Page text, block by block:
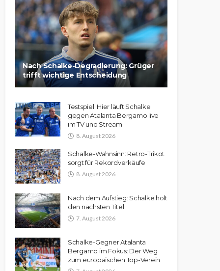
Nach Schalke-Degradierung: Grüger
trifft wichtige Entscheidung
Testspiel: Hier läuft Schalke
gegen Atalanta Bergamo live
im TV und Stream
8. August 2026
Schalke-Wahnsinn: Retro-Trikot
sorgt für Rekordverkäufe
8. August 2026
Nach dem Aufstieg: Schalke holt
den nächsten Titel
7. August 2026
Schalke-Gegner Atalanta
Bergamo im Fokus: Der Weg
zum europäischen Top-Verein